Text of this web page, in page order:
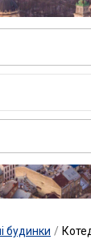
будинки /